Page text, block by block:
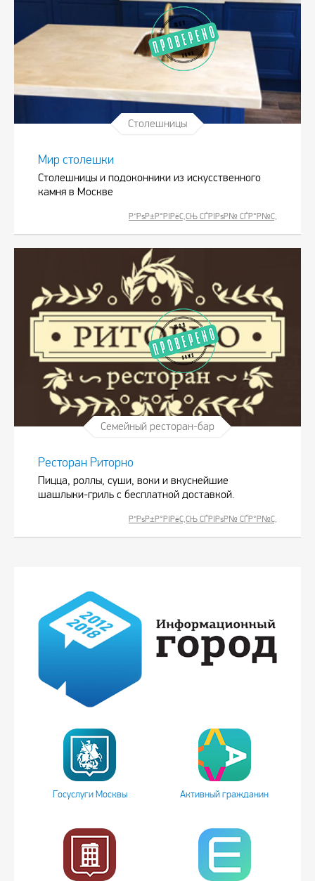
Столешницы
Мир столешки
Столешницы и подоконники из искусственного
камня в Москве
Р”РѕР±Р°РІРёС‚СЊ СЃРІРѕР№ СЃР°Р№С‚
Семейный ресторан-бар
Ресторан Риторно
Пицца, роллы, суши, воки и вкуснейшие
шашлыки-гриль с бесплатной доставкой.
Р”РѕР±Р°РІРёС‚СЊ СЃРІРѕР№ СЃР°Р№С‚
Госуслуги Москвы Активный гражданин